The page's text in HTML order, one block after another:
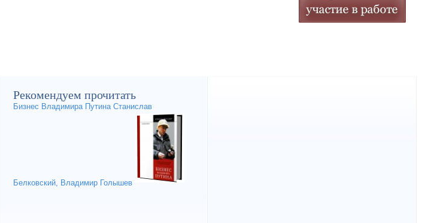
Рекомендуем прочитать
Бизнес Владимира Путина Станислав
Белковский, Владимир Голышев